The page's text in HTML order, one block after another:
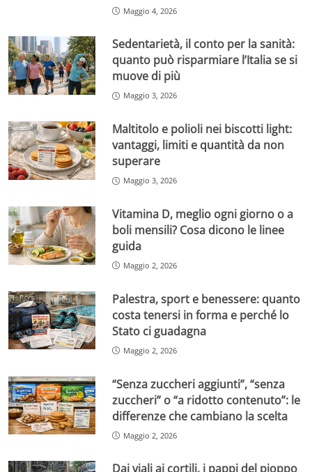
Maggio 4, 2026
Sedentarietà, il conto per la sanità:
quanto può risparmiare l’Italia se si
muove di più
Maggio 3, 2026
Maltitolo e polioli nei biscotti light:
vantaggi, limiti e quantità da non
superare
Maggio 3, 2026
Vitamina D, meglio ogni giorno o a
boli mensili? Cosa dicono le linee
guida
Maggio 2, 2026
Palestra, sport e benessere: quanto
costa tenersi in forma e perché lo
Stato ci guadagna
Maggio 2, 2026
“Senza zuccheri aggiunti”, “senza
zuccheri” o “a ridotto contenuto”: le
differenze che cambiano la scelta
Maggio 2, 2026
Dai viali ai cortili, i pappi del pioppo